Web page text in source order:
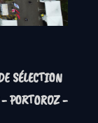
SÉLECTION
PORTOROZ -